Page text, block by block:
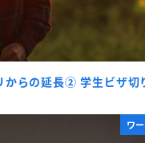
からの延長② 学生ビザ切
ワ